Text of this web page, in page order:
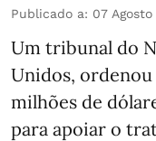
Publicado a: 07 Agosto
Um tribunal do
Unidos, ordenou
milhões de
para apoiar o